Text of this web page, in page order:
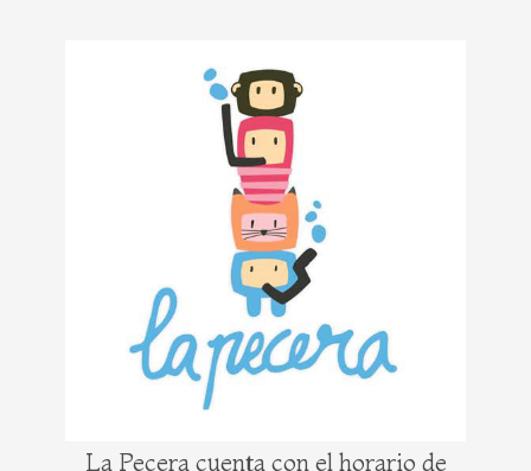
La Pecera cuenta con el horario de